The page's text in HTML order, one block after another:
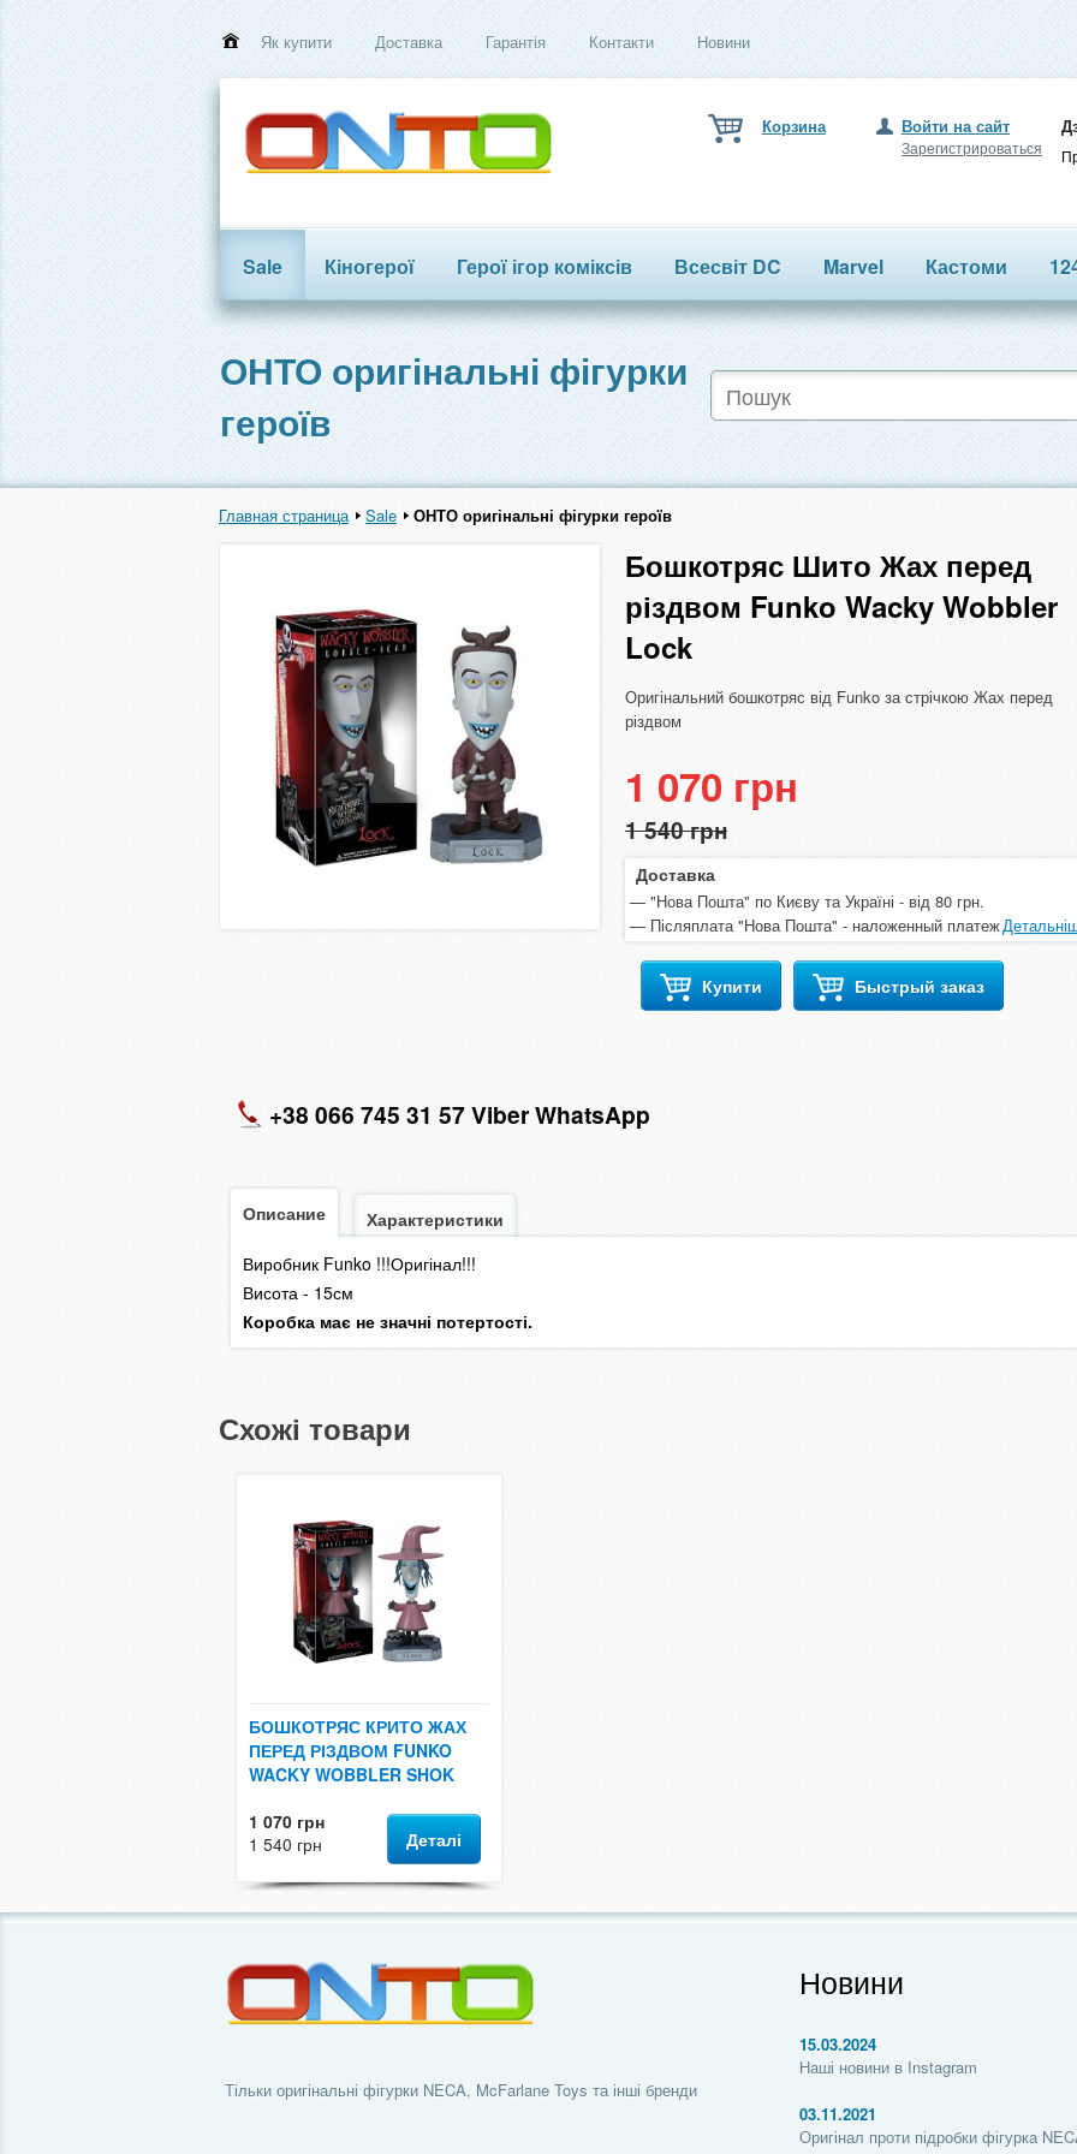
Як купити Доставка Гарантія Контакти Новини
Войти на сайт
Зарегистрироваться
Корзина
Sale Кіногерої Герої ігор коміксів Всесвіт DC Marvel Кастоми
Трансформери
ОНТО оригінальні фігурки
героїв
Главная страница Sale ОНТО оригінальні фігурки героїв
Бошкотряс Шито Жах перед
різдвом Funko Wacky Wobbler
Lock
Оригінальний бошкотряс від Funko за стрічкою Жах перед
різдвом
1 070 грн
1 540 грн
Доставка
"Нова Пошта" по Києву та Україні - від 80 грн.
Післяплата "Нова Пошта" - наложенный платеж
Купити Быстрый заказ
+38 066 745 31 57 Viber WhatsApp
Описание
Характеристики
Виробник Funko !!!Оригінал!!!
Висота - 15см
Коробка має не значні потертості.
Схожі товари
БОШКОТРЯС КРИТО ЖАХ
ПЕРЕД РІЗДВОМ FUNKO
WACKY WOBBLER SHOK
1 070 грн
1 540 грн
Деталі
Тільки оригінальні фігурки NECA, McFarlane Toys та інші бренди
Новини
15.03.2024
Наші новини в Instagram
03.11.2021
Оригінал проти підробки фігурка